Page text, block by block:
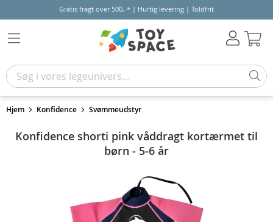
Gratis fragt over 500,-* | Hurtig levering | Toldfrit
Hjem Konfidence Svømmeudstyr
Konfidence shorti pink våddragt kortærmet til
børn - 5-6 år